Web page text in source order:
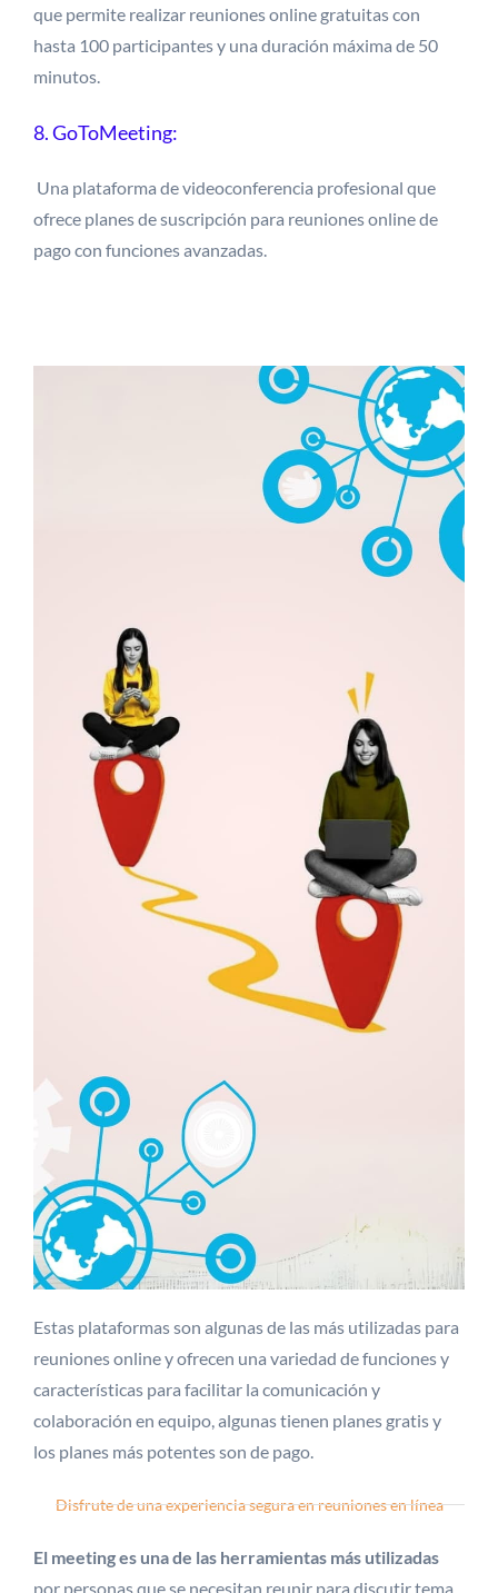
que permite realizar reuniones online gratuitas con
hasta 100 participantes y una duración máxima de 50
minutos.
8. GoToMeeting:
Una plataforma de videoconferencia profesional que
ofrece planes de suscripción para reuniones online de
pago con funciones avanzadas.
Estas plataformas son algunas de las más utilizadas para
reuniones online y ofrecen una variedad de funciones y
características para facilitar la comunicación y
colaboración en equipo, algunas tienen planes gratis y
los planes más potentes son de pago.
Disfrute de una experiencia segura en reuniones en línea
El meeting es una de las herramientas más utilizadas
por personas que se necesitan reunir para discutir tema